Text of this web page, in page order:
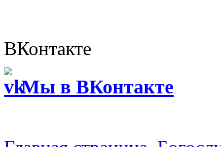
ВКонтакте
Мы в ВКонтакте